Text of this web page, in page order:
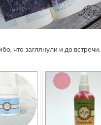
что заглянули и до встречи.